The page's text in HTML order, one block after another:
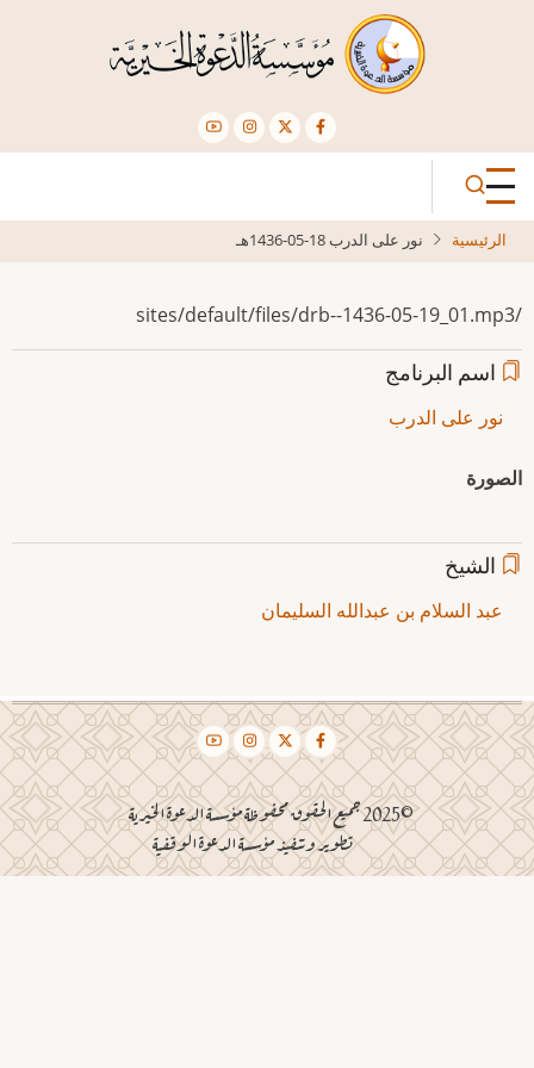
الرئيسية نور على الدرب 18-05-1436هـ
/sites/default/files/drb--1436-05-19_01.mp3
اسم البرنامج
نور على الدرب
الصورة
الشيخ
عبد السلام بن عبدالله السليمان
©2025 جميع الحقوق محفوظة مؤسسة الدعوة الخيرية
تطوير وتنفيذ مؤسسة الدعوة الوقفية